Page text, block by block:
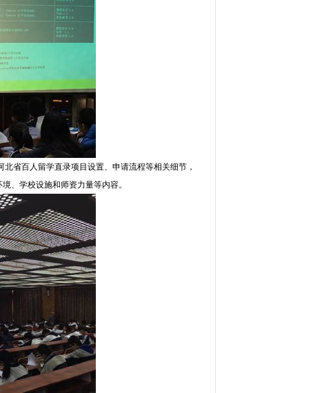
省百人留学直录项目设置、申请流程等相关细节，
、学校设施和师资力量等内容。